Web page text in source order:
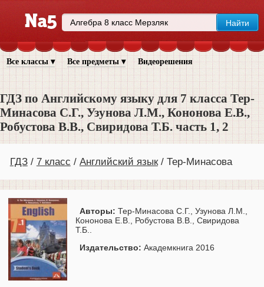
Все классы ▾ Все предметы ▾ Видеорешения
ГДЗ по Английскому языку для 7 класса Тер-
Минасова С.Г., Узунова Л.М., Кононова Е.В.,
Робустова В.В., Свиридова Т.Б. часть 1, 2
ГДЗ 7 класс Английский язык Тер-Минасова
Авторы: Тер-Минасова С.Г., Узунова Л.М.,
Кононова Е.В., Робустова В.В., Свиридова
Т.Б..
Издательство: Академкнига 2016